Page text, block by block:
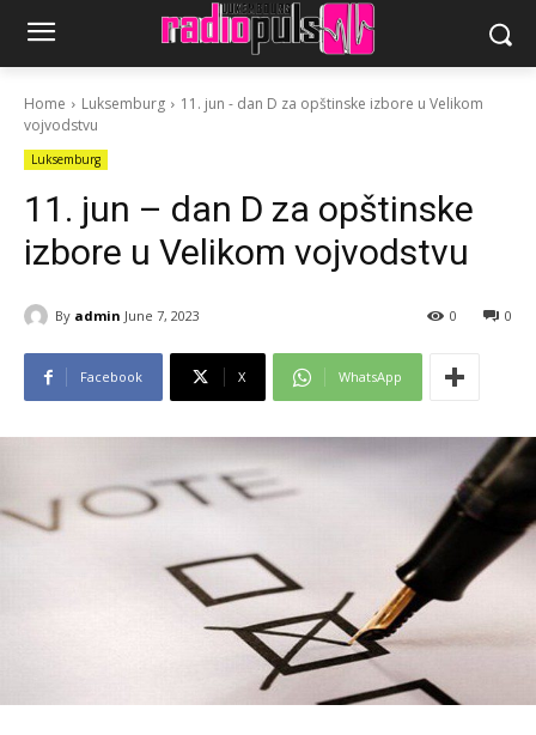
Home Luksemburg
11. jun - dan D za opštinske izbore u Velikom
vojvodstvu
Luksemburg
11. jun – dan D za opštinske
izbore u Velikom vojvodstvu
By admin June 7, 2023 0
0
Facebook X WhatsApp